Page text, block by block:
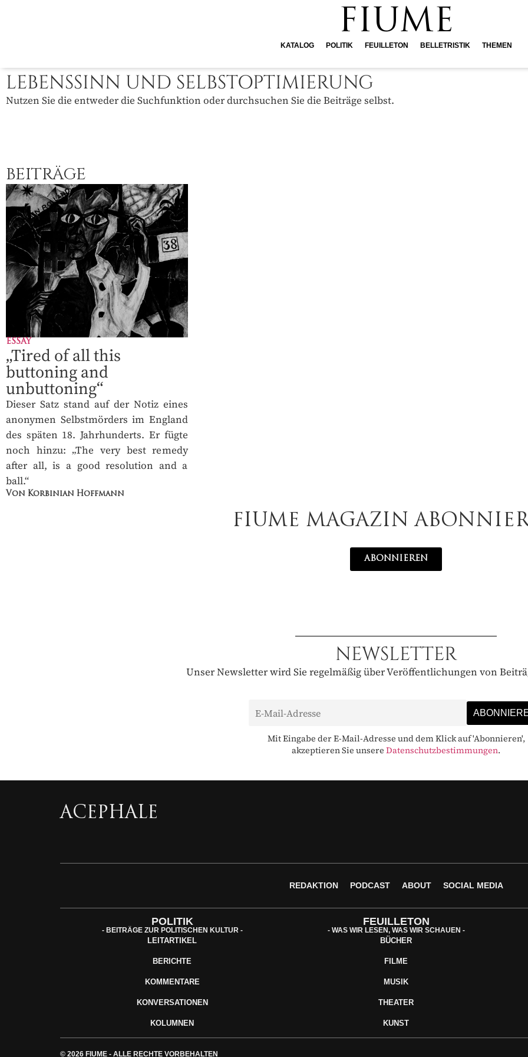
FIUME
KATALOG POLITIK FEUILLETON BELLETRISTIK THEMEN
LEBENSSINN UND SELBSTOPTIMIERUNG
Nutzen Sie die entweder die Suchfunktion oder durchsuchen Sie die Beiträge selbst.
BEITRÄGE
ESSAY
„Tired of all this
buttoning and
unbuttoning“
Dieser Satz stand auf der Notiz eines
anonymen Selbstmörders im England
des späten 18. Jahrhunderts. Er fügte
noch hinzu: „The very best remedy
after all, is a good resolution and a
ball.“
Von Korbinian Hoffmann
FIUME MAGAZIN
ABONNIEREN
NEWSLETTER
Unser Newsletter wird Sie regelmäßig über Veröffentlichungen von
Mit Eingabe der E-Mail-Adresse und dem Klick auf 'Abonnieren',
akzeptieren Sie unsere Datenschutzbestimmungen.
ACEPHALE
REDAKTION PODCAST ABOUT SOCIAL MEDIA
POLITIK
- BEITRÄGE ZUR POLITISCHEN KULTUR -
LEITARTIKEL
BERICHTE
KOMMENTARE
KONVERSATIONEN
KOLUMNEN
FEUILLETON
- WAS WIR LESEN, WAS WIR SCHAUEN -
BÜCHER
FILME
MUSIK
THEATER
KUNST
© 2026 FIUME - ALLE RECHTE VORBEHALTEN